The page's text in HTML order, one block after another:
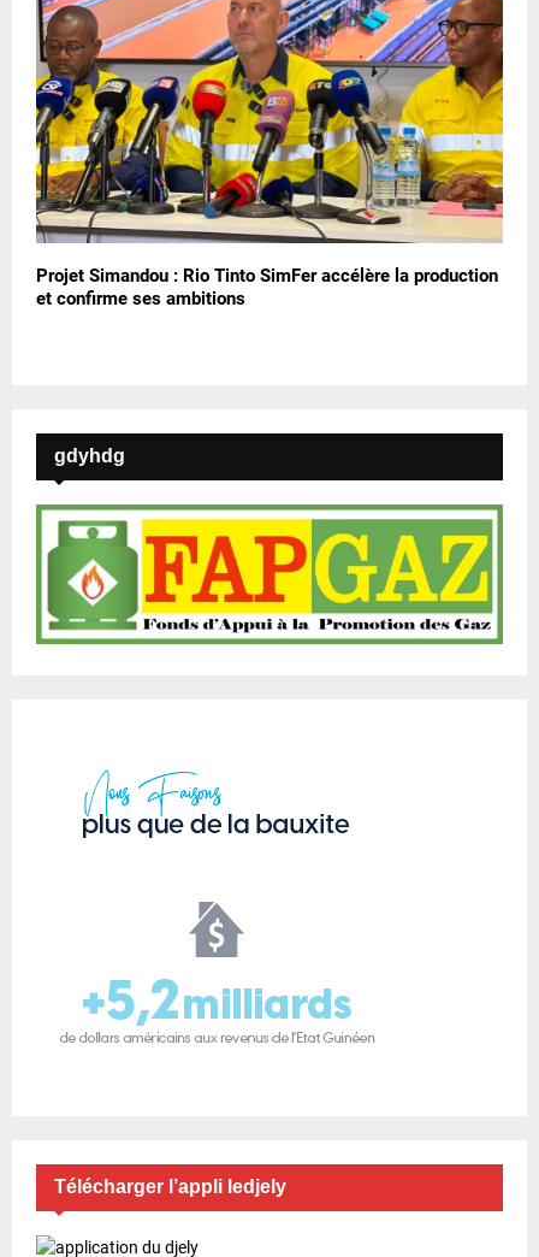
Projet Simandou : Rio Tinto SimFer accélère la production
et confirme ses ambitions
gdyhdg
Télécharger l’appli ledjely